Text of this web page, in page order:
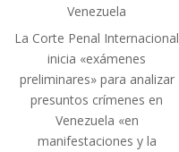
Venezuela
La Corte Penal Internacional
inicia «exámenes
preliminares» para analizar
presuntos crímenes en
Venezuela «en
manifestaciones y la